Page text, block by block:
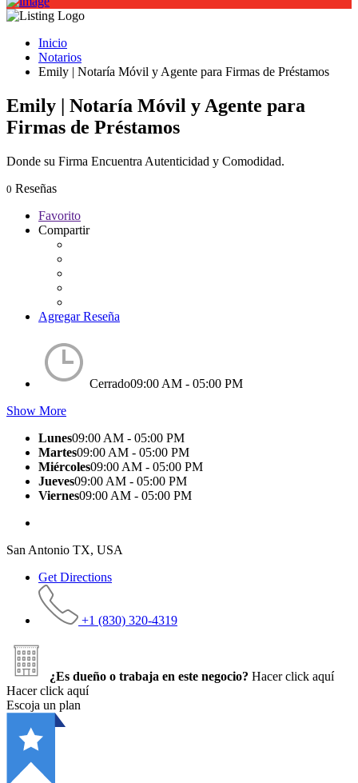
Inicio
Notarios
Emily | Notaría Móvil y Agente para Firmas de Préstamos
Emily | Notaría Móvil y Agente para
Firmas de Préstamos
Donde su Firma Encuentra Autenticidad y Comodidad.
0 Reseñas
Favorito
Compartir
Agregar Reseña
Cerrado09:00 AM - 05:00 PM
Show More
Lunes09:00 AM - 05:00 PM
Martes09:00 AM - 05:00 PM
Miércoles09:00 AM - 05:00 PM
Jueves09:00 AM - 05:00 PM
Viernes09:00 AM - 05:00 PM
San Antonio TX, USA
Get Directions
+1 (830) 320-4319
¿Es dueño o trabaja en este negocio? Hacer click aquí
Hacer click aquí
Escoja un plan